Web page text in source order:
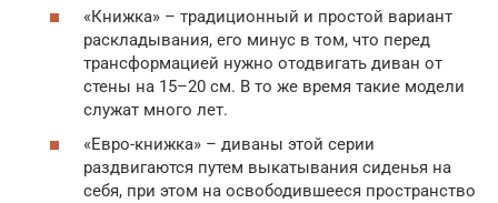
«Книжка» – традиционный и простой вариант
раскладывания, его минус в том, что перед
трансформацией нужно отодвигать диван от
стены на 15–20 см. В то же время такие модели
служат много лет.
«Евро-книжка» – диваны этой серии
раздвигаются путем выкатывания сиденья на
себя, при этом на освободившееся пространство